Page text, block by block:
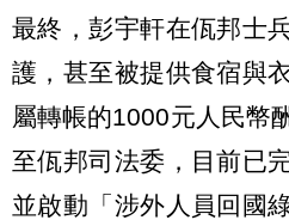
最終，彭宇軒在佤邦士
護，甚至被提供食宿與
屬轉帳的1000元人民幣
至佤邦司法委，目前已
並啟動「涉外人員回國